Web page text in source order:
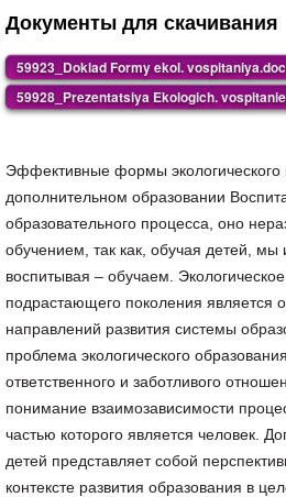
Документы для скачивания
59923_Doklad Formy ekol.
59928_Prezentatsiya Ekologich.
Эффективные формы экологического
дополнительном образовании
образовательного процесса, оно
обучением, так как, обучая детей, мы
воспитывая – обучаем.
подрастающего поколения является
направлений развития системы
проблема экологического
ответственного и заботливого
понимание взаимозависимости
частью которого является человек.
детей представляет собой
контексте развития образования в